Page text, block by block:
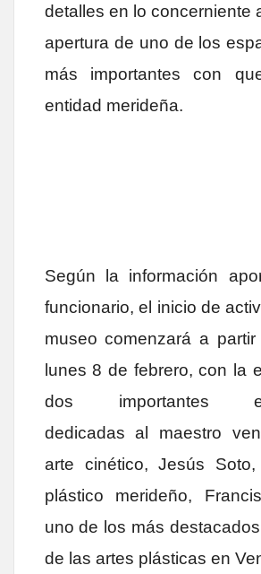
detalles en lo concerniente
apertura de uno de los
más importantes con
entidad merideña.
Según la información
funcionario, el inicio de
museo comenzará a
lunes 8 de febrero, con la
dos importantes
dedicadas al maestro
arte cinético, Jesús
plástico merideño,
uno de los más
de las artes plásticas en